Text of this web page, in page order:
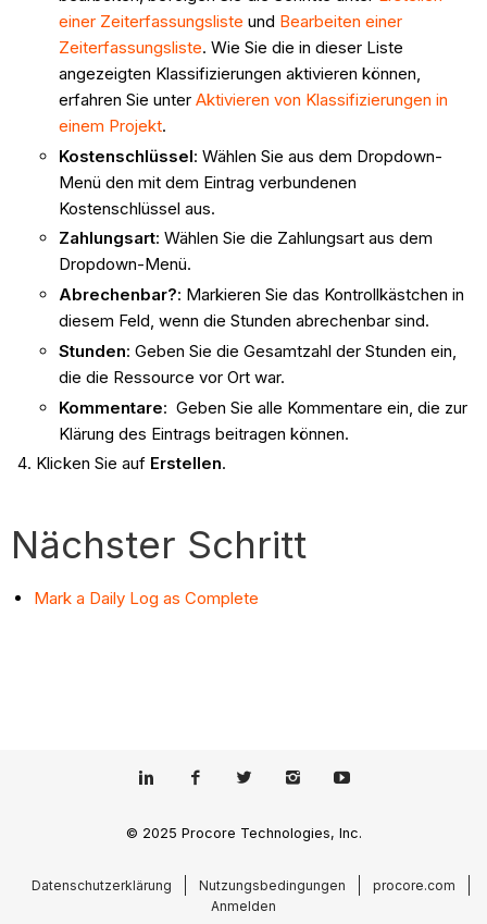
einer Zeiterfassungsliste und Bearbeiten einer
Zeiterfassungsliste. Wie Sie die in dieser Liste
angezeigten Klassifizierungen aktivieren können,
erfahren Sie unter Aktivieren von Klassifizierungen in
einem Projekt.
Kostenschlüssel: Wählen Sie aus dem Dropdown-
Menü den mit dem Eintrag verbundenen
Kostenschlüssel aus.
Zahlungsart: Wählen Sie die Zahlungsart aus dem
Dropdown-Menü.
Abrechenbar?: Markieren Sie das Kontrollkästchen in
diesem Feld, wenn die Stunden abrechenbar sind.
Stunden: Geben Sie die Gesamtzahl der Stunden ein,
die die Ressource vor Ort war.
Kommentare: Geben Sie alle Kommentare ein, die zur
Klärung des Eintrags beitragen können.
Klicken Sie auf Erstellen.
Nächster Schritt
Mark a Daily Log as Complete
© 2025 Procore Technologies, Inc.
Datenschutzerklärung Nutzungsbedingungen
procore.com
Anmelden